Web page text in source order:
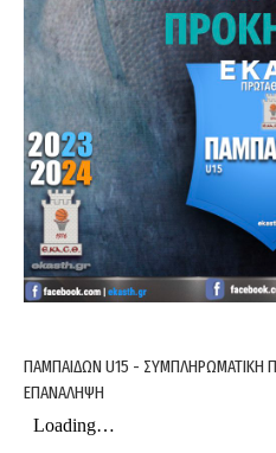
ΠΑΜΠΑΙΔΩΝ U15 - ΣΥΜΠΛΗΡΩΜΑΤΙΚΗ
ΕΠΑΝΑΛΗΨΗ